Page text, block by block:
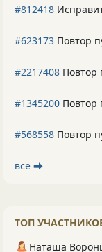
#812418
#623173 Повтор
#2217408 Повтор
#1345200 Повтор
#568558 Повтор
все ⮕
ТОП
Наташа